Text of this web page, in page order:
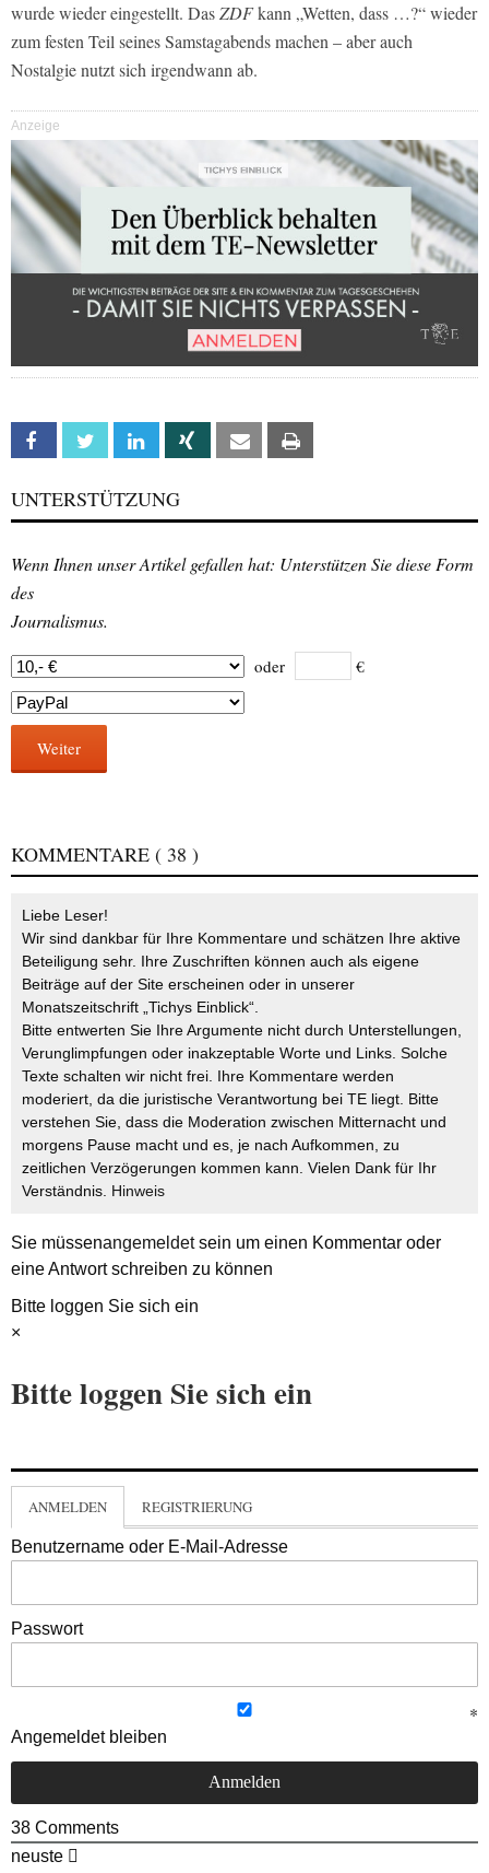
wurde wieder eingestellt. DasZDFkann „Wetten, dass …?“ wieder
zum festen Teil seines Samstagabends machen – aber auch
Nostalgie nutzt sich irgendwann ab.
Anzeige
Facebook Twitter Linkedin Xing Email
UNTERSTÜTZUNG
Wenn Ihnen unser Artikel gefallen hat: Unterstützen Sie diese Form
des
Journalismus.
oder €
Weiter
KOMMENTARE ( 38 )
Liebe Leser!
Wir sind dankbar für Ihre Kommentare und schätzen Ihre aktive
Beteiligung sehr. Ihre Zuschriften können auch als eigene
Beiträge auf der Site erscheinen oder in unserer
Monatszeitschrift „Tichys Einblick“.
Bitte entwerten Sie Ihre Argumente nicht durch Unterstellungen,
Verunglimpfungen oder inakzeptable Worte und Links. Solche
Texte schalten wir nicht frei. Ihre Kommentare werden
moderiert, da die juristische Verantwortung bei TE liegt. Bitte
verstehen Sie, dass die Moderation zwischen Mitternacht und
morgens Pause macht und es, je nach Aufkommen, zu
zeitlichen Verzögerungen kommen kann. Vielen Dank für Ihr
Verständnis. Hinweis
Sie müssenangemeldetsein um einen Kommentar oder
eine Antwort schreiben zu können
Bitte loggen Sie sich ein
×
Bitte loggen Sie sich ein
ANMELDEN REGISTRIERUNG
Benutzername oder E-Mail-Adresse
Passwort
Angemeldet bleiben
38 Comments
neuste